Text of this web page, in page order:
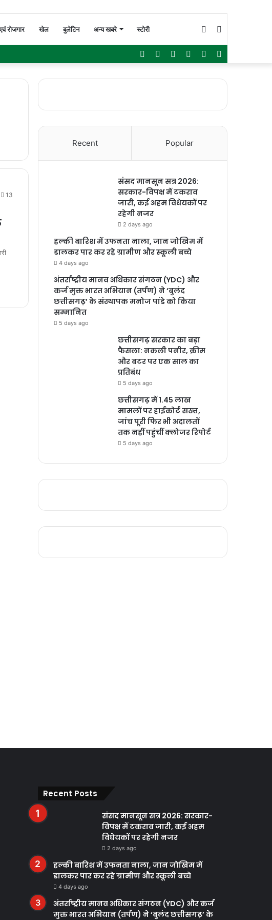
एवं रोजगार खेल बुलेटिन अन्य खबरे स्टोरी Switch
skin
WhatsApp
Instagram
YouTube
Twitter
Facebook
13
Recent Popular
संसद मानसून सत्र 2026:
सरकार-विपक्ष में टकराव
जारी, कई अहम विधेयकों पर
रहेगी नजर
2 days ago
हल्की बारिश में उफनता नाला, जान जोखिम में
डालकर पार कर रहे ग्रामीण और स्कूली बच्चे
4 days ago
अंतर्राष्ट्रीय मानव अधिकार संगठन (YDC) और
कर्ज मुक्त भारत अभियान (तर्पण) ने ‘बुलंद
छत्तीसगढ़’ के संस्थापक मनोज पांडे को किया
सम्मानित
5 days ago
छत्तीसगढ़ सरकार का बड़ा
फैसला: नकली पनीर, क्रीम
और बटर पर एक साल का
प्रतिबंध
5 days ago
छत्तीसगढ़ में 1.45 लाख
मामलों पर हाईकोर्ट सख्त,
जांच पूरी फिर भी अदालतों
तक नहीं पहुंचीं क्लोजर रिपोर्ट
5 days ago
Recent Posts
संसद मानसून सत्र 2026: सरकार-
विपक्ष में टकराव जारी, कई अहम
विधेयकों पर रहेगी नजर
2 days ago
हल्की बारिश में उफनता नाला, जान जोखिम में
डालकर पार कर रहे ग्रामीण और स्कूली बच्चे
4 days ago
अंतर्राष्ट्रीय मानव अधिकार संगठन (YDC) और कर्ज
मुक्त भारत अभियान (तर्पण) ने ‘बुलंद छत्तीसगढ़’ के